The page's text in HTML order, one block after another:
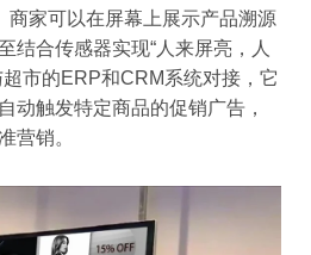
商家可以在屏幕上展示产品溯源
结合传感器实现“人来屏亮，人
市的ERP和CRM系统对接，它
动触发特定商品的促销广告，
营销。